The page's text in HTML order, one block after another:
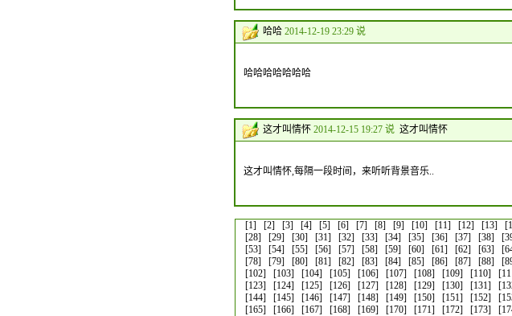
哈哈 2014-12-19 23:29 说
哈哈哈哈哈哈哈
这才叫情怀 2014-12-15 19:27 说 这才叫情怀
这才叫情怀,每隔一段时间，来听听背景音乐..
[1] [2] [3] [4] [5] [6] [7] [8] [9] [10] [11] [12] [13]
[28]
[29] [30] [31] [32] [33] [34] [35] [36] [37] [38]
[53]
[54] [55] [56] [57] [58] [59] [60] [61] [62] [63]
[78]
[79] [80] [81] [82] [83] [84] [85] [86] [87] [88]
[102]
[103] [104] [105] [106] [107] [108] [109] [110]
[123]
[124] [125] [126] [127] [128] [129] [130] [131]
[144]
[145] [146] [147] [148] [149] [150] [151] [152]
[165]
[166] [167] [168] [169] [170] [171] [172] [173]